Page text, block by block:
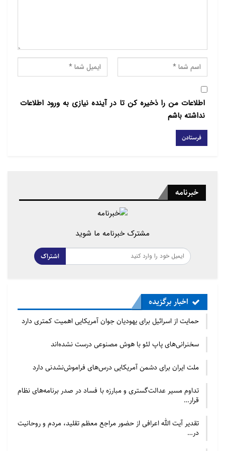
اطلاعات من را ذخیره کن تا در آینده نیازی به ورود اطلاعات
نداشته باشم
خبرنامه
مشترک خبرنامه ما شوید
اشتراک
اخبار برگزیده
حمایت از اسرائیل برای یهودیان جوان آمریکایی اهمیت کمتری دارد
سخنرانی‌های پاپ لئو با هوش مصنوعی درست نشده‌اند
ملت ایران برای دشمن آمریکایی درس‌های فراموش‌نشدنی دارد
تداوم مسیر عدالت‌گستری و مبارزه با فساد در صدر برنامه‌های نظام
قرار…
تقدیر آیت الله اعرافی از حضور مراجع معظم تقلید، مردم و روحانیت
در…